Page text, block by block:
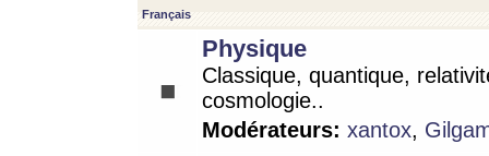
Français
Physique
Classique, quantique,
cosmologie..
Modérateurs: xantox,